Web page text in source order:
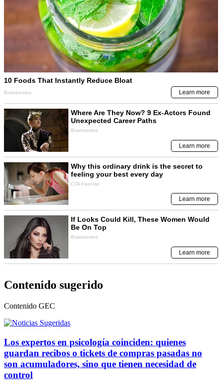
Contenido sugerido
Contenido GEC
Los expertos en psicología coinciden: quienes
guardan recibos o tickets de compras pasadas no
son acumuladores, sino que tienen necesidad de
control